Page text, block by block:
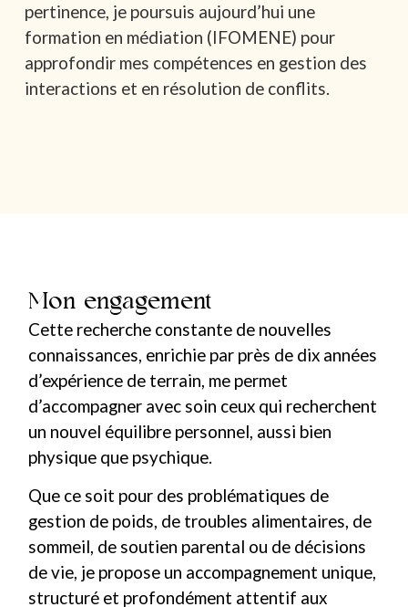
pertinence, je poursuis aujourd’hui une
formation en médiation (IFOMENE) pour
approfondir mes compétences en gestion des
interactions et en résolution de conflits.
Mon engagement
Cette recherche constante de nouvelles
connaissances, enrichie par près de dix années
d’expérience de terrain, me permet
d’accompagner avec soin ceux qui recherchent
un nouvel équilibre personnel, aussi bien
physique que psychique.
Que ce soit pour des problématiques de
gestion de poids, de troubles alimentaires, de
sommeil, de soutien parental ou de décisions
de vie, je propose un accompagnement unique,
structuré et profondément attentif aux